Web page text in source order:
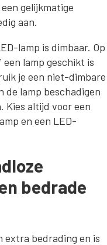
gelijkmatige
aan.
lamp is dimbaar. Op
lamp geschikt is
je een niet-dimbare
de lamp beschadigen
Kies altijd voor een
en een LED-
bedrade
extra bedrading en is